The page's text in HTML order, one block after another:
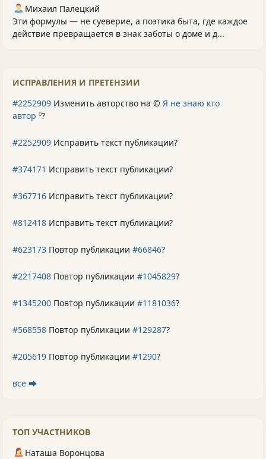
Михаил Палецкий
Эти формулы — не суеверие, а поэтика быта, где каждое
действие превращается в знак заботы о доме и д...
ИСПРАВЛЕНИЯ И ПРЕТЕНЗИИ
#2252909 Изменить авторство на © Я не знаю кто
автор 0?
#2252909 Исправить текст публикации?
#374171 Исправить текст публикации?
#367716 Исправить текст публикации?
#812418 Исправить текст публикации?
#623173 Повтор публикации #66846?
#2217408 Повтор публикации #1045829?
#1345200 Повтор публикации #1181036?
#568558 Повтор публикации #129287?
#205619 Повтор публикации #1290?
все ⮕
ТОП УЧАСТНИКОВ
Наташа Воронцова